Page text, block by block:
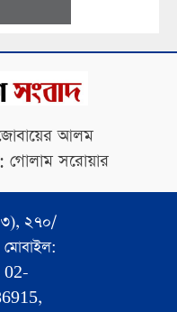
আলম
সরোয়ার
২৭০/
02-